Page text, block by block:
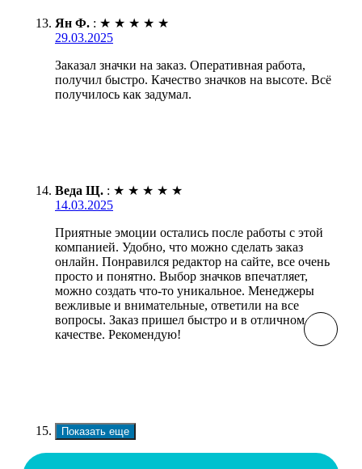
Ян Ф. : ★ ★ ★ ★ ★
29.03.2025
Заказал значки на заказ. Оперативная работа,
получил быстро. Качество значков на высоте. Всё
получилось как задумал.
Веда Щ. : ★ ★ ★ ★ ★
14.03.2025
Приятные эмоции остались после работы с этой
компанией. Удобно, что можно сделать заказ
онлайн. Понравился редактор на сайте, все очень
просто и понятно. Выбор значков впечатляет,
можно создать что-то уникальное. Менеджеры
вежливые и внимательные, ответили на все
вопросы. Заказ пришел быстро и в отличном
качестве. Рекомендую!
Показать еще